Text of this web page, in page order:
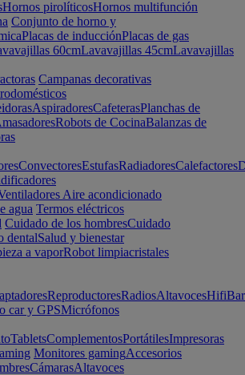
Hornos pirolíticosHornos multifunción
Conjunto de horno y
Placas de inducciónPlacas de gas
60cmLavavajillas 45cmLavavajillas
Campanas decorativas
AspiradoresCafeterasPlanchas de
Robots de CocinaBalanzas de
ConvectoresEstufasRadiadoresCalefactores
Aire acondicionado
agua Termos eléctricos
Cuidado de los hombresCuidado
dentalSalud y bienestar
a vaporRobot limpiacristales
ReproductoresRadiosAltavocesHifi
car y GPSMicrófonos
TabletsComplementosPortátilesImpresoras
Monitores gamingAccesorios
CámarasAltavoces